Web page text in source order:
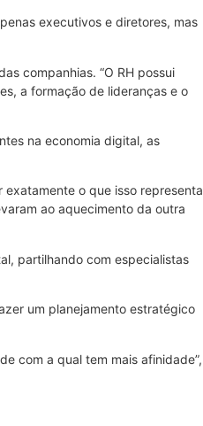
executivos e diretores, mas
companhias. “O RH possui
a formação de lideranças e o
na economia digital, as
exatamente o que isso representa
ao aquecimento da outra
partilhando com especialistas
um planejamento estratégico
com a qual tem mais afinidade”,